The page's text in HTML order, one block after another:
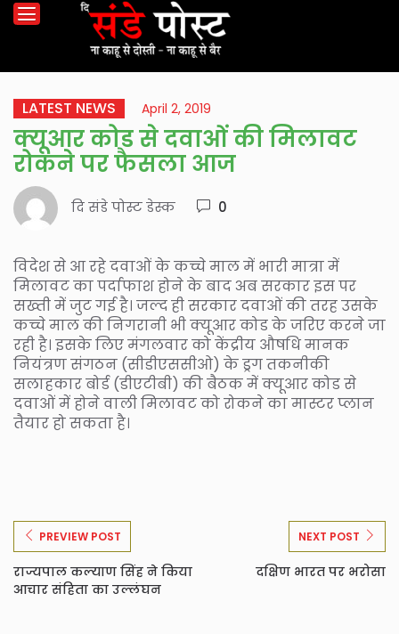
LATEST NEWS April 2, 2019
क्यूआर कोड से दवाओं की मिलावट
रोकने पर फैसला आज
दि संडे पोस्ट डेस्क 0
विदेश से आ रहे दवाओं के कच्चे माल में भारी मात्रा में
मिलावट का पर्दाफाश होने के बाद अब सरकार इस पर
सख्ती में जुट गई है। जल्द ही सरकार दवाओं की तरह उसके
कच्चे माल की निगरानी भी क्यूआर कोड के जरिए करने जा
रही है। इसके लिए मंगलवार को केंद्रीय औषधि मानक
नियंत्रण संगठन (सीडीएससीओ) के ड्रग तकनीकी
सलाहकार बोर्ड (डीएटीबी) की बैठक में क्यूआर कोड से
दवाओं में होने वाली मिलावट को रोकने का मास्टर प्लान
तैयार हो सकता है।
PREVIEW POST
राज्यपाल कल्याण सिंह ने किया
आचार संहिता का उल्लंघन
NEXT POST
दक्षिण भारत पर भरोसा